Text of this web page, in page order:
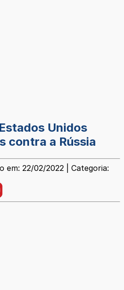
Unidos
contra a Rússia
em: 22/02/2022 | Categoria: